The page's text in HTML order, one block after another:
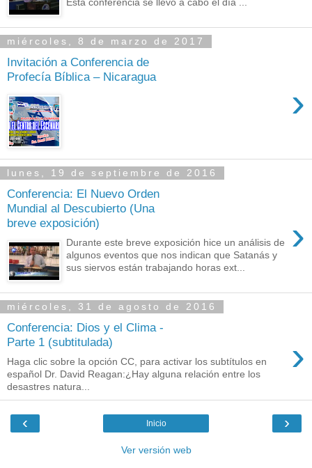
miércoles, 8 de marzo de 2017
Invitación a Conferencia de
Profecía Bíblica – Nicaragua
›
lunes, 19 de septiembre de 2016
Conferencia: El Nuevo Orden
Mundial al Descubierto (Una
breve exposición)
›
Durante este breve exposición hice un análisis de
algunos eventos que nos indican que Satanás y
sus siervos están trabajando horas ext...
miércoles, 31 de agosto de 2016
Conferencia: Dios y el Clima -
Parte 1 (subtitulada)
›
Haga clic sobre la opción CC, para activar los subtítulos en
español Dr. David Reagan:¿Hay alguna relación entre los
desastres natura...
‹ ›
Inicio
Ver versión web